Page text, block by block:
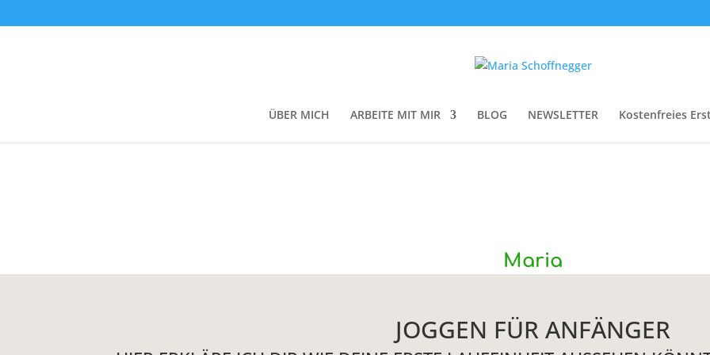
ÜBER MICH ARBEITE MIT MIR BLOG NEWSLETTER Kostenfreies
Maria
JOGGEN FÜR ANFÄNGER